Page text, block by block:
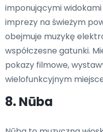
imponującymi
imprezy na świeżym
obejmuje muzykę
współczesne gatunki.
pokazy filmowe,
wielofunkcyjnym
8. Nūba